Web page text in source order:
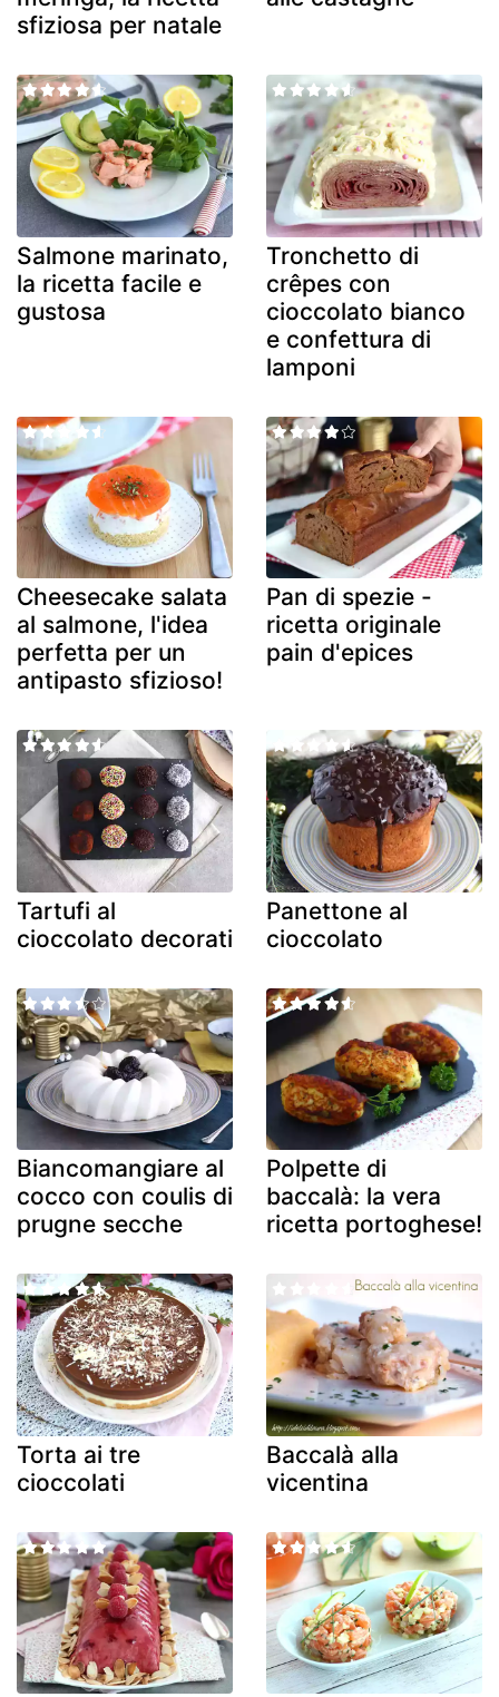
sfiziosa per natale
Salmone marinato,
la ricetta facile e
gustosa
Tronchetto di
crêpes con
cioccolato bianco
e confettura di
lamponi
Cheesecake salata
al salmone, l'idea
perfetta per un
antipasto sfizioso!
Pan di spezie -
ricetta originale
pain d'epices
Tartufi al
cioccolato decorati
Panettone al
cioccolato
Biancomangiare al
cocco con coulis di
prugne secche
Polpette di
baccalà: la vera
ricetta portoghese!
Torta ai tre
cioccolati
Baccalà alla
vicentina